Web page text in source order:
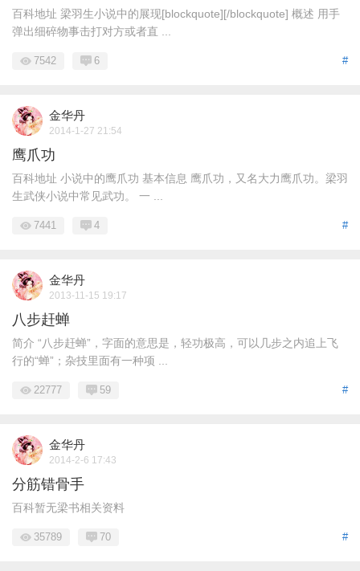
百科地址 梁羽生小说中的展现[blockquote][/blockquote] 概述 用手
弹出细碎物事击打对方或者直 ...
#
7542 6
金华丹
2014-1-27 21:54
鹰爪功
百科地址 小说中的鹰爪功 基本信息 鹰爪功，又名大力鹰爪功。梁羽
生武侠小说中常见武功。 一 ...
#
7441 4
金华丹
2013-11-15 19:17
八步赶蝉
简介 “八步赶蝉”，字面的意思是，轻功极高，可以几步之内追上飞
行的“蝉”；杂技里面有一种项 ...
#
22777 59
金华丹
2014-2-6 17:43
分筋错骨手
百科暂无梁书相关资料
#
35789 70